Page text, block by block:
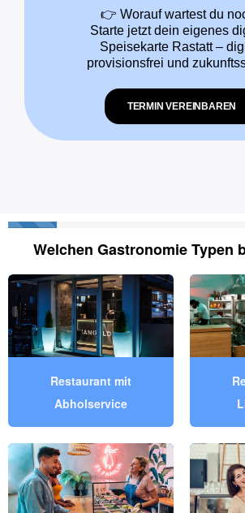
👉 Worauf wartest du
Starte jetzt dein eigenes
Speisekarte Rastatt –
provisionsfrei und
TERMIN VEREINBAREN